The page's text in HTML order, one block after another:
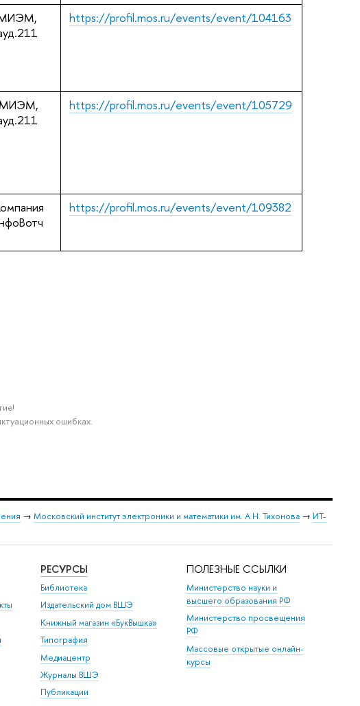
https://profil.mos.ru/events/event/104163
МИЭМ,
https://profil.mos.ru/events/event/105729
https://profil.mos.ru/events/event/109382
ошибках.
→ Московский институт электроники и математики им. А.Н. Тихонова → ИТ-
РЕСУРСЫ
Библиотека
Издательский дом ВШЭ
Книжный магазин «БукВышка»
Типография
Медиацентр
Журналы ВШЭ
Публикации
ПОЛЕЗНЫЕ ССЫЛКИ
Министерство науки и
высшего образования РФ
Министерство просвещения
РФ
Массовые открытые онлайн-
курсы